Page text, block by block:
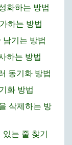
화하는 방법
하는 방법
남기는 방법
하는 방법
동기화 방법
화 방법
삭제하는 방
는 줄 찾기